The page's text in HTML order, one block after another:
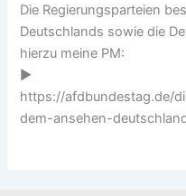
Die Regierungsparteien
Deutschlands sowie die
hierzu meine PM:
▶️
https://afdbundestag.de/
dem-ansehen-